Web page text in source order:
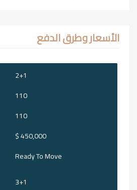
الأسعار وطرق الدفع
2+1
110
110
$ 450,000
Ready To Move
3+1